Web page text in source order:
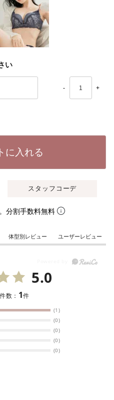
い
- +
に入れる
スタッフコーデ
分割手数料無料
体型別レビュー ユーザーレビュー
5.0
数： 1件
(1)
(0)
(0)
(0)
(0)